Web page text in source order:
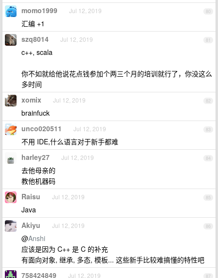
80
momo1999 Jul 12, 2019
汇编 +1
81
szq8014 Jul 12, 2019
c++, scala
你不如就给他说花点钱参加个两三个月的培训就行了，你没这么
多时间
82
xomix Jul 12, 2019
brainfuck
83
unco020511 Jul 12, 2019
不用 IDE,什么语言对于新手都难
84
harley27 Jul 12, 2019
去他母亲的
教他机器码
85
Raisu Jul 12, 2019
Java
86
Akiyu Jul 12, 2019
@Anshi
应该是因为 C++ 是 C 的补充
有面向对象, 继承, 多态, 模板... 这些新手比较难搞懂的特性吧
87
758424849 Jul 12, 2019